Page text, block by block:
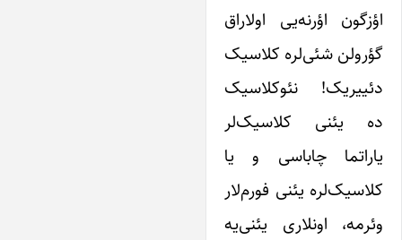
اؤرنه‌یی اولاراق
شئی‌لره کلاسیک
نئوکلاسیک
یئنی کلاسیک‌لر
چاباسی و یا
یئنی فورم‌لار
اونلاری یئنی‌یه